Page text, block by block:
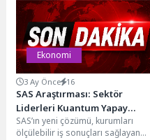
düzenlenen İZFURNEX 2026 -
İzmir...
Ekonomi
3 Ay Önce 16
SAS Araştırması: Sektör
Liderleri Kuantum Yapay
Zeka Dönüşümünün Eşiğinde
SAS’ın yeni çözümü, kurumları
ölçülebilir iş sonuçları sağlayan